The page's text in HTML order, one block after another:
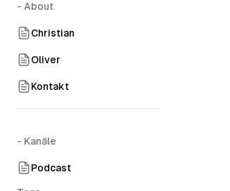
- About
Christian
Oliver
Kontakt
- Kanäle
Podcast